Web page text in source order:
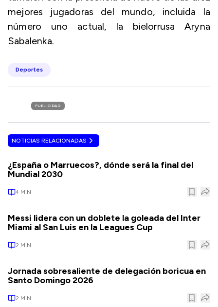
mejores jugadoras del mundo, incluida la
número uno actual, la bielorrusa Aryna
Sabalenka.
Deportes
PUBLICIDAD
NOTICIAS RELACIONADAS
¿España o Marruecos?, dónde será la final del
Mundial 2030
4 MIN
Messi lidera con un doblete la goleada del Inter
Miami al San Luis en la Leagues Cup
2 MIN
Jornada sobresaliente de delegación boricua en
Santo Domingo 2026
2 MIN